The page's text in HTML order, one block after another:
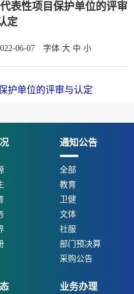
表性项目保护单位的评审
定
06-07 字体 大 中 小
护单位的评审与认定
通知公告
全部
教育
卫健
文体
社服
部门预决算
采购公告
业务办理